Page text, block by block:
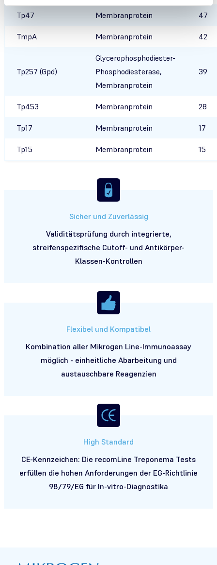
Tp47 Membranprotein 47
TmpA Membranprotein 42
Tp257 (Gpd)
Glycerophosphodiester-
Phosphodiesterase,
Membranprotein
39
Tp453 Membranprotein 28
Tp17 Membranprotein 17
Tp15 Membranprotein 15
Sicher und Zuverlässig
Validitätsprüfung durch integrierte,
streifenspezifische Cutoff- und Antikörper-
Klassen-Kontrollen
Flexibel und Kompatibel
Kombination aller Mikrogen Line-Immunoassay
möglich - einheitliche Abarbeitung und
austauschbare Reagenzien
High Standard
CE-Kennzeichen: Die recomLine Treponema Tests
erfüllen die hohen Anforderungen der EG-Richtlinie
98/79/EG für In-vitro-Diagnostika